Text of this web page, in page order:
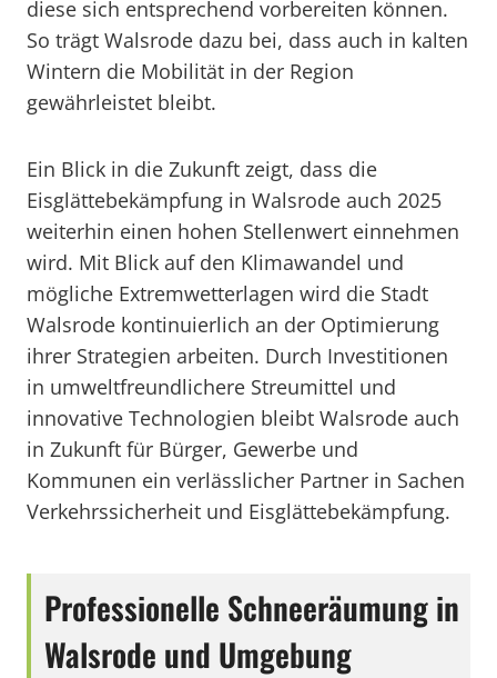
diese sich entsprechend vorbereiten können.
So trägt Walsrode dazu bei, dass auch in kalten
Wintern die Mobilität in der Region
gewährleistet bleibt.
Ein Blick in die Zukunft zeigt, dass die
Eisglättebekämpfung in Walsrode auch 2025
weiterhin einen hohen Stellenwert einnehmen
wird. Mit Blick auf den Klimawandel und
mögliche Extremwetterlagen wird die Stadt
Walsrode kontinuierlich an der Optimierung
ihrer Strategien arbeiten. Durch Investitionen
in umweltfreundlichere Streumittel und
innovative Technologien bleibt Walsrode auch
in Zukunft für Bürger, Gewerbe und
Kommunen ein verlässlicher Partner in Sachen
Verkehrssicherheit und Eisglättebekämpfung.
Professionelle Schneeräumung in
Walsrode und Umgebung